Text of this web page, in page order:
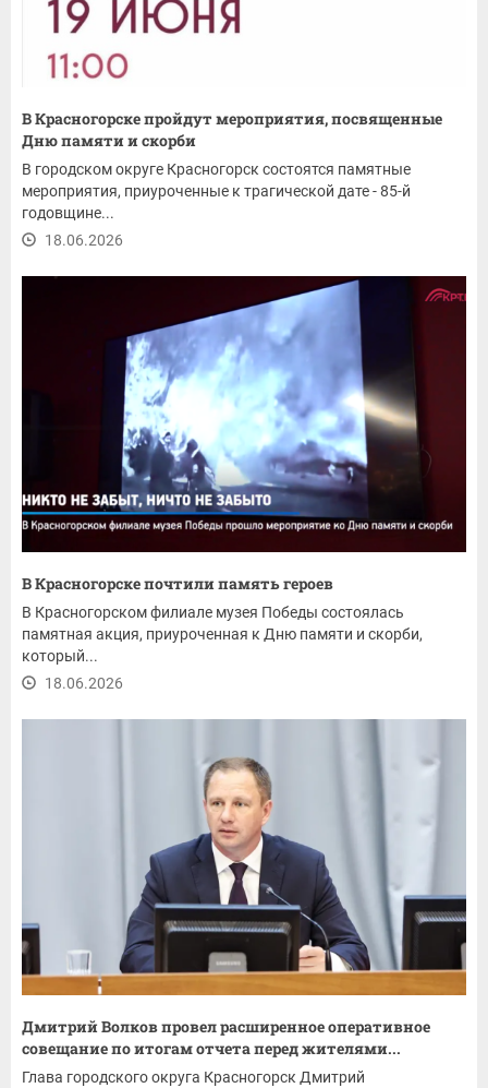
В Красногорске пройдут мероприятия, посвященные
Дню памяти и скорби
В городском округе Красногорск состоятся памятные
мероприятия, приуроченные к трагической дате - 85-й
годовщине...
18.06.2026
В Красногорске почтили память героев
В Красногорском филиале музея Победы состоялась
памятная акция, приуроченная к Дню памяти и скорби,
который...
18.06.2026
Дмитрий Волков провел расширенное оперативное
совещание по итогам отчета перед жителями...
Глава городского округа Красногорск Дмитрий